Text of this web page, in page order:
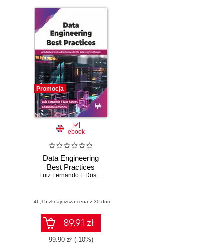
Promocja
ebook
Data Engineering
Best Practices
Luiz Fernando F Dos Santos
(46,15 zł najniższa cena z 30 dni)
89.91 zł
99.90 zł (-10%)